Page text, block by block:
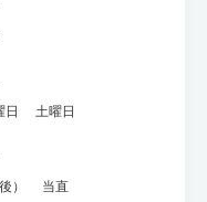
日 土曜日
） 当直